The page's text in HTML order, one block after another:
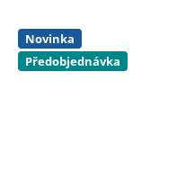
Novinka
Předobjednávka